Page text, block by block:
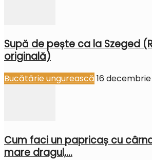
Supă de pește ca la Szeged
originală)
Bucătărie ungurească 16 decembrie
Cum faci un papricaș cu
mare dragul,...